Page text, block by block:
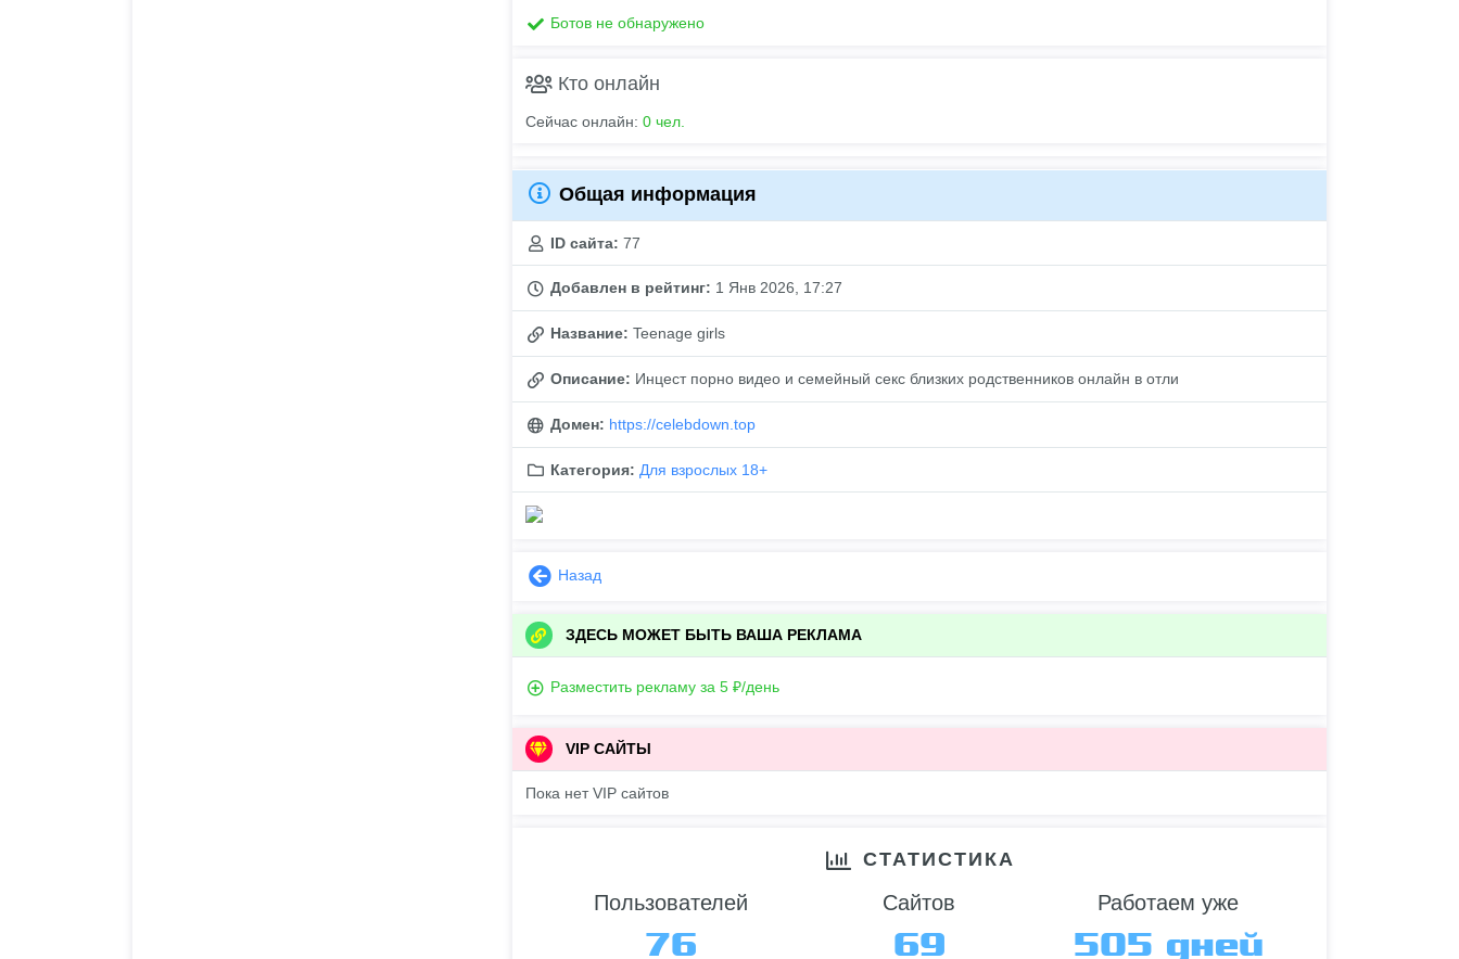
Ботов не обнаружено
Кто онлайн
Сейчас онлайн: 0 чел.
Общая информация
ID сайта: 77
Добавлен в рейтинг: 1 Янв 2026, 17:27
Название: Teenage girls
Описание: Инцест порно видео и семейный секс близких родственников онлайн в отли
Домен: https://celebdown.top
Категория: Для взрослых 18+
Назад
ЗДЕСЬ МОЖЕТ БЫТЬ ВАША РЕКЛАМА
Разместить рекламу за 5 ₽/день
VIP САЙТЫ
Пока нет VIP сайтов
СТАТИСТИКА
Пользователей
76
Сайтов
69
Работаем уже
505 дней